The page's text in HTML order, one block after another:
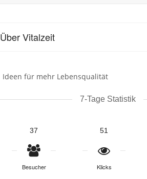
Über Vitalzeit
Ideen für mehr Lebensqualität
7-Tage Statistik
37
Besucher
51
Klicks